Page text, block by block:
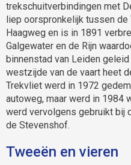
trekschuitverbindingen met
liep oorspronkelijk tussen
Haagweg en is in 1891
Galgewater en de Rijn
binnenstad van Leiden
westzijde van de vaart heet
Trekvliet werd in 1972
autoweg, maar werd in 1984
werd vervolgens gebruikt bij
de Stevenshof.
Tweeën en vieren